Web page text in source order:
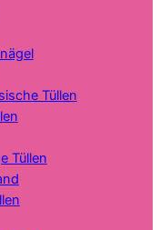
Tüllen
Tüllen